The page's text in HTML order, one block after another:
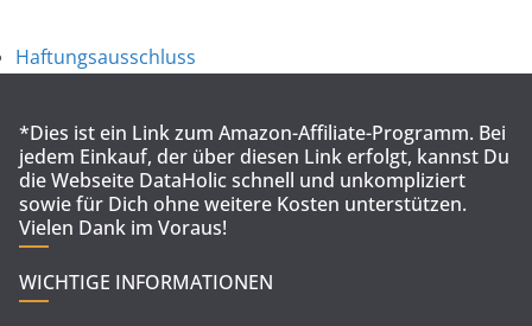
Haftungsausschluss
*Dies ist ein Link zum Amazon-Affiliate-Programm. Bei
jedem Einkauf, der über diesen Link erfolgt, kannst Du
die Webseite DataHolic schnell und unkompliziert
sowie für Dich ohne weitere Kosten unterstützen.
Vielen Dank im Voraus!
WICHTIGE INFORMATIONEN